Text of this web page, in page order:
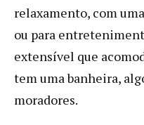
relaxamento, com
ou para
extensível que
tem uma banheira,
moradores.